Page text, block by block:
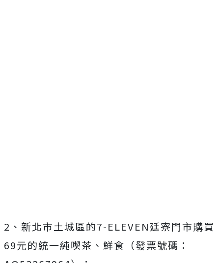
2、新北市土城區的7-ELEVEN廷寮門市購買
69元的統一純喫茶、鮮食（發票號碼：